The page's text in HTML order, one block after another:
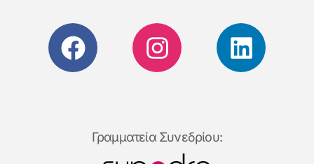
Γραμματεία Συνεδρίου: